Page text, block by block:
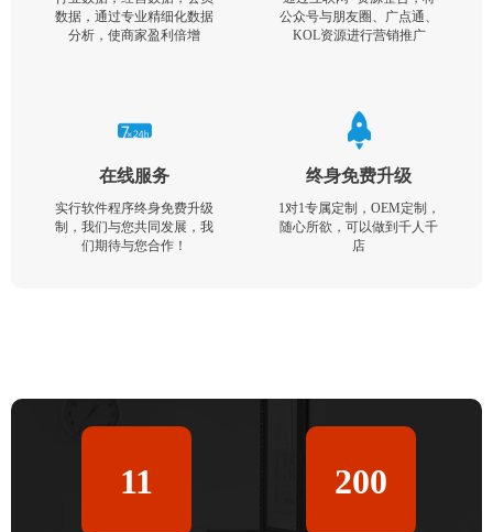
数据，通过专业精细化数据
分析，使商家盈利倍增
公众号与朋友圈、广点通、
KOL资源进行营销推广
在线服务
实行软件程序终身免费升级
制，我们与您共同发展，我
们期待与您合作！
终身免费升级
1对1专属定制，OEM定制，
随心所欲，可以做到千人千
店
11 200